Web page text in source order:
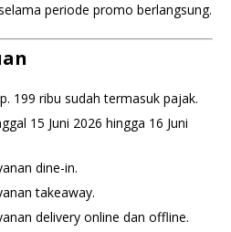
periode promo berlangsung.
199 ribu sudah termasuk pajak.
15 Juni 2026 hingga 16 Juni
dine-in.
takeaway.
delivery online dan offline.